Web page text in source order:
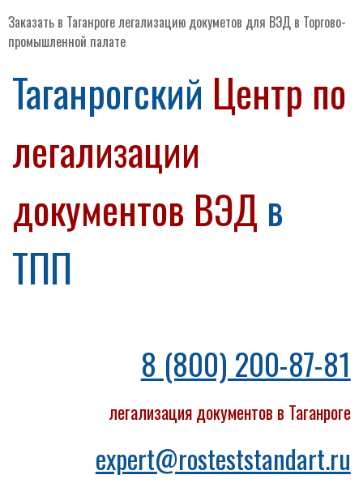
Заказать в Таганроге легализацию докуметов для ВЭД в Торгово-
промышленной палате
Таганрогский Центр по
легализации
документов ВЭД в
ТПП
8 (800) 200-87-81
легализация документов в Таганроге
expert@rosteststandart.ru